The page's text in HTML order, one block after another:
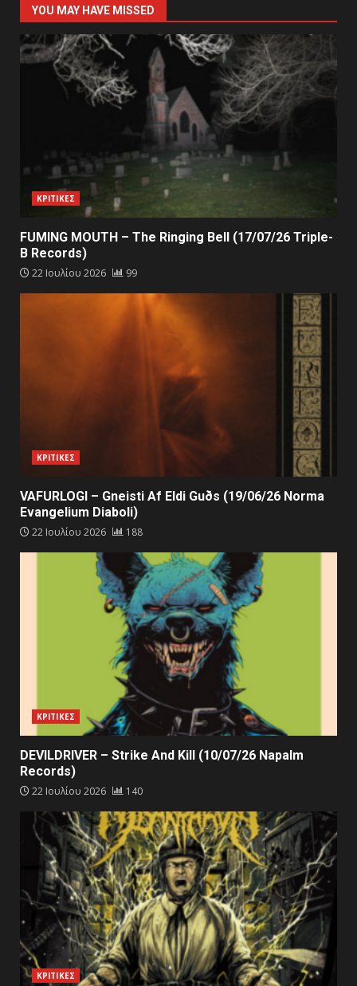
YOU MAY HAVE MISSED
ΚΡΙΤΙΚΕΣ
FUMING MOUTH – The Ringing Bell (17/07/26 Triple-
B Records)
22 Ιουλίου 2026 99
ΚΡΙΤΙΚΕΣ
VAFURLOGI – Gneisti Af Eldi Guðs (19/06/26 Norma
Evangelium Diaboli)
22 Ιουλίου 2026 188
ΚΡΙΤΙΚΕΣ
DEVILDRIVER – Strike And Kill (10/07/26 Napalm
Records)
22 Ιουλίου 2026 140
ΚΡΙΤΙΚΕΣ